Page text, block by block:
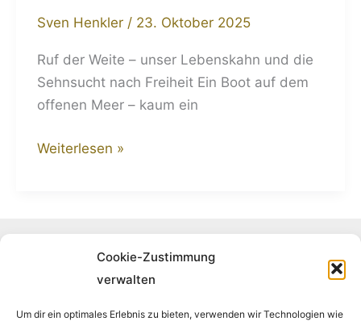
Cookie-Zustimmung
verwalten
Um dir ein optimales Erlebnis zu bieten, verwenden wir Technologien wie
Sven Henkler / 23. Oktober 2025
Ruf der Weite – unser Lebenskahn und die
Sehnsucht nach Freiheit Ein Boot auf dem
offenen Meer – kaum ein
Weiterlesen »